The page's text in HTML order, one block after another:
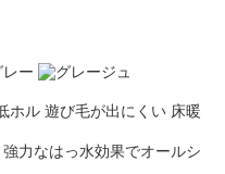
ホル 遊び毛が出にくい 床暖
力なはっ水効果でオールシ